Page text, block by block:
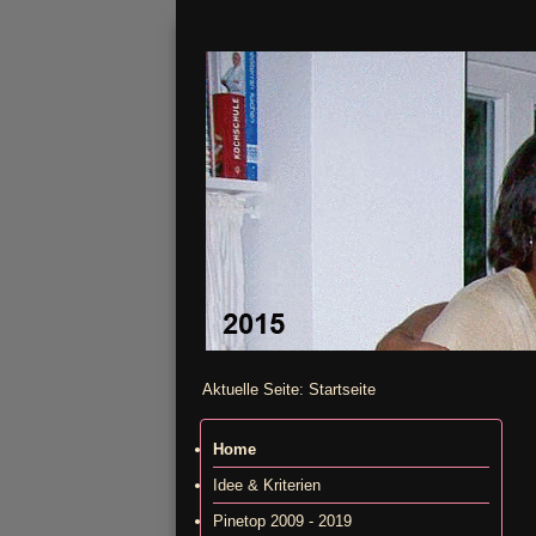
Aktuelle Seite: Startseite
Home
Idee & Kriterien
Pinetop 2009 - 2019